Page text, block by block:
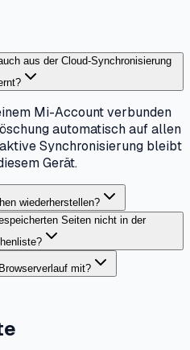
aus der Cloud-Synchronisierung
Mi-Account verbunden
automatisch auf allen
Synchronisierung bleibt
Gerät.
wiederherstellen?
Seiten nicht in der
mit?